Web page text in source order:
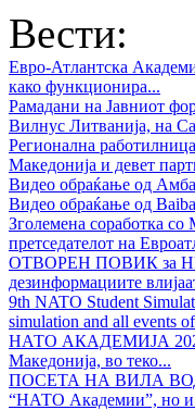
Вести:
Евро-Атлантска
како функционира...
Рамадани на Јавниот
Вилнус Литванија, на
Регионална
Македонија и девет
Видео обраќањe од
Видео обраќање од
Зголемена соработка со
претседателот на
ОТВОРЕН ПОВИК за
дезинформациите
9th NATO Student
simulation and all events
НАТО АКАДЕМИЈА
Македонија, во теко...
ПОСЕТА НА ВИЛА
“НАТО Академии”, но и